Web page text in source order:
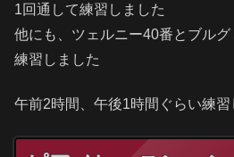
1回通して練習しました
他にも、ツェルニー40番とブル
練習しました
午前2時間、午後1時間ぐらい練習